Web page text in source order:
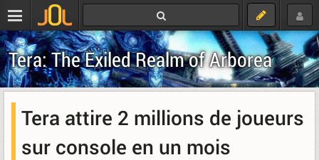
Tera: The Exiled Realm of Arborea
Tera attire 2 millions de joueurs
sur console en un mois